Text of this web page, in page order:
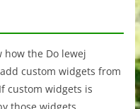
how the Do lewej
custom widgets from
custom widgets is